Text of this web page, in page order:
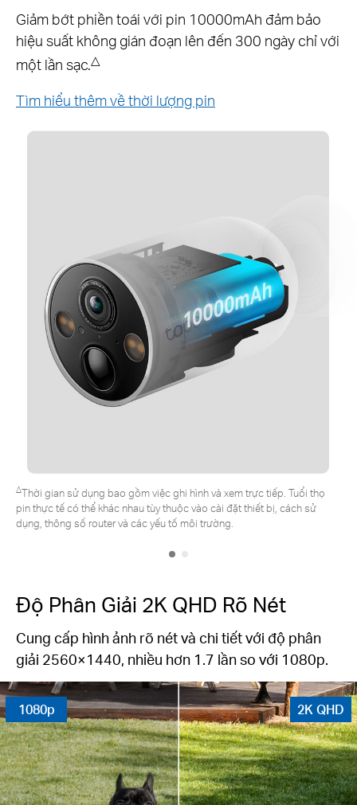
Giữ cho camera của bạn hoạt động suốt ngày đêm
với tấm pin mặt trời Tapo A200.*
*Tấm pin mặt trời Tapo cần mua riêng. Trải nghiệm thực tế có thể khác
nhau tùy thuộc vào góc đặt, điều kiện thời tiết và cách sử dụng camera.
Độ Phân Giải 2K QHD Rõ Nét
Cung cấp hình ảnh rõ nét và chi tiết với độ phân
giải 2560×1440, nhiều hơn 1.7 lần so với 1080p.
1080p 2K QHD